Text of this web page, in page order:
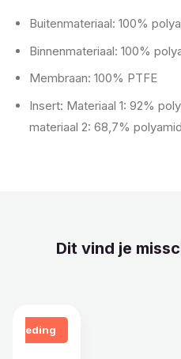
Buitenmateriaal: 100%
Binnenmateriaal: 100%
Membraan: 100% PTFE
Insert: Materiaal 1: 92%
materiaal 2: 68,7%
Dit vind je